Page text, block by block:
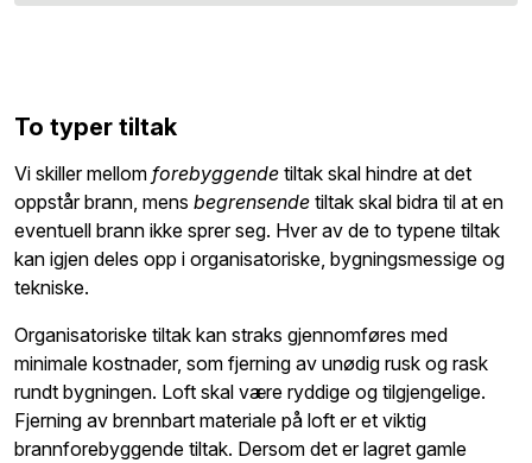
To typer tiltak
Vi skiller mellom forebyggende tiltak skal hindre at det
oppstår brann, mens begrensende tiltak skal bidra til at en
eventuell brann ikke sprer seg. Hver av de to typene tiltak
kan igjen deles opp i organisatoriske, bygningsmessige og
tekniske.
Organisatoriske tiltak kan straks gjennomføres med
minimale kostnader, som fjerning av unødig rusk og rask
rundt bygningen. Loft skal være ryddige og tilgjengelige.
Fjerning av brennbart materiale på loft er et viktig
brannforebyggende tiltak. Dersom det er lagret gamle